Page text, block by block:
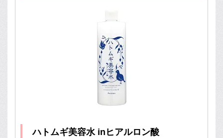
ハトムギ美容水 inヒアルロン酸